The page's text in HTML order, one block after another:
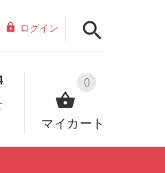
ログイン
0
マイカート